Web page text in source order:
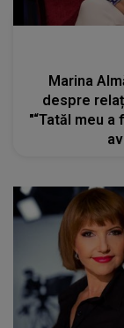
Marina
despre
"“Tatăl meu